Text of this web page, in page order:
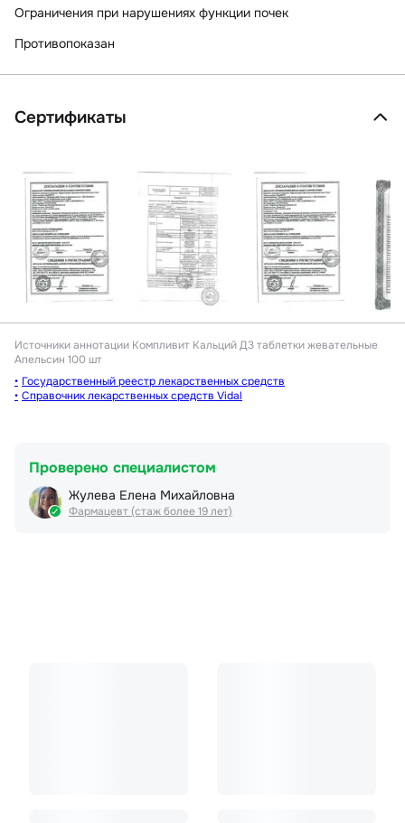
Ограничения при нарушениях функции почек
Противопоказан
Сертификаты
Источники аннотации Компливит Кальций Д3 таблетки жевательные
Апельсин 100 шт
Государственный реестр лекарственных средств
Справочник лекарственных средств Vidal
Проверено специалистом
Жулева Елена Михайловна
Фармацевт (стаж более 19 лет)